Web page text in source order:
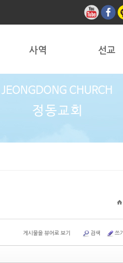
사역 선교
게시물을 뷰어로 보기 검색 쓰기